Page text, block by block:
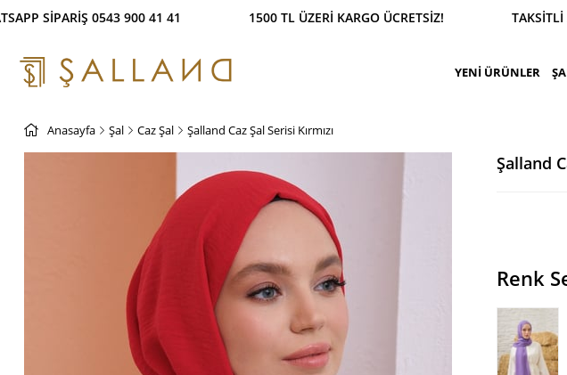
İMKANI! %100 GÜVENLİ ÖDEME SİSTEMİ WHATSAPP SİPARİŞ 0543
YENİ ÜRÜNLER
Anasayfa Şal Caz Şal Şalland Caz Şal Serisi Kırmızı
Şalland
Renk